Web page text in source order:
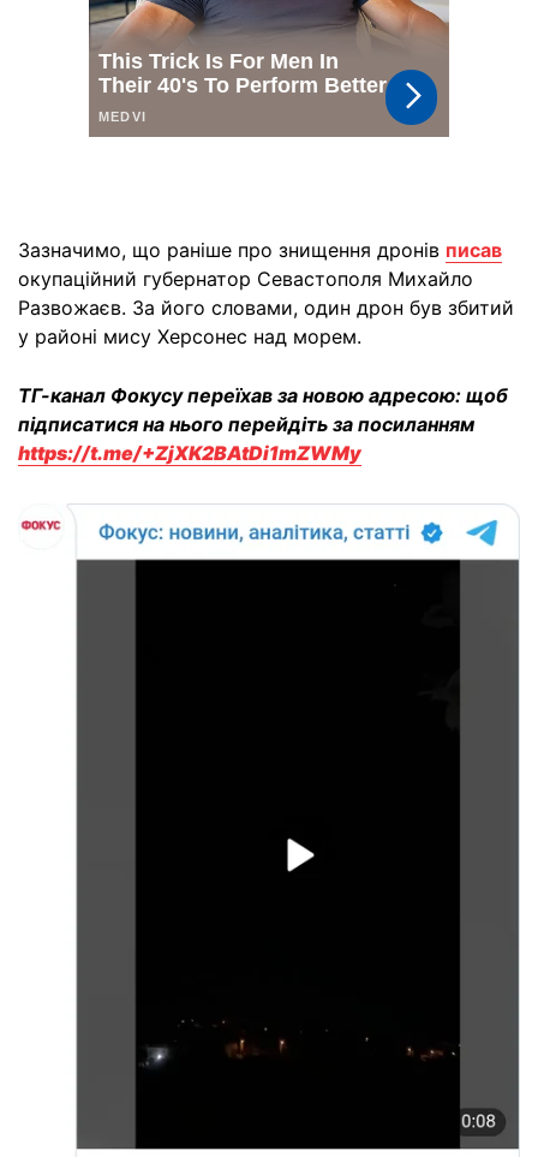
Зазначимо, що раніше про знищення дронів писав
окупаційний губернатор Севастополя Михайло
Развожаєв. За його словами, один дрон був збитий
у районі мису Херсонес над морем.
ТГ-канал Фокусу переїхав за новою адресою: щоб
підписатися на нього перейдіть за посиланням
https://t.me/+ZjXK2BAtDi1mZWMy